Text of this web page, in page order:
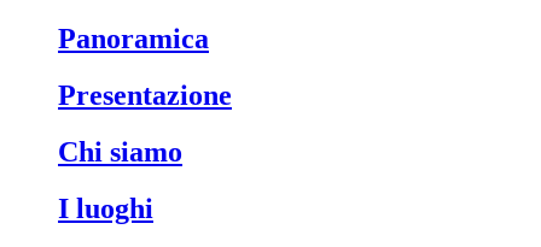
Panoramica
Presentazione
Chi siamo
I luoghi